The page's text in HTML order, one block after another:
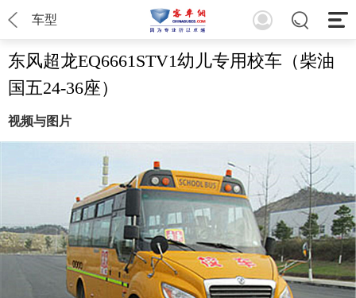
车型
东风超龙EQ6661STV1幼儿专用校车（柴油
国五24-36座）
视频与图片